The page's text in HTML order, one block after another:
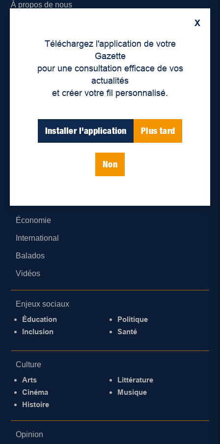
X
Téléchargez l'application de votre
Gazette
pour une consultation efficace de vos
actualités
et créer votre fil personnalisé.
Installer l'application Plus tard
Non
À propos de nous
Lieux de distribution
Économie
International
Balados
Vidéos
Enjeux sociaux
Éducation
Inclusion
Politique
Santé
Culture
Arts
Cinéma
Histoire
Littérature
Musique
Opinion